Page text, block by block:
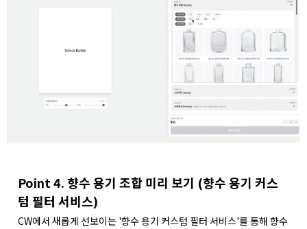
Point 4. 향수 용기 조합 미리 보기 (향수 용기 커스
텀 필터 서비스)
CW에서 새롭게 선보이는 '향수 용기 커스텀 필터 서비스'를 통해 향수